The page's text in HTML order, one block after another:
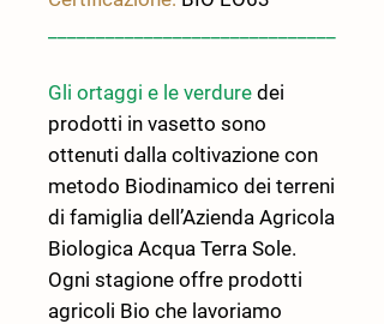
Gli ortaggi e le verdure dei
prodotti in vasetto sono
ottenuti dalla coltivazione con
metodo Biodinamico dei terreni
di famiglia dell’Azienda Agricola
Biologica Acqua Terra Sole.
Ogni stagione offre prodotti
agricoli Bio che lavoriamo